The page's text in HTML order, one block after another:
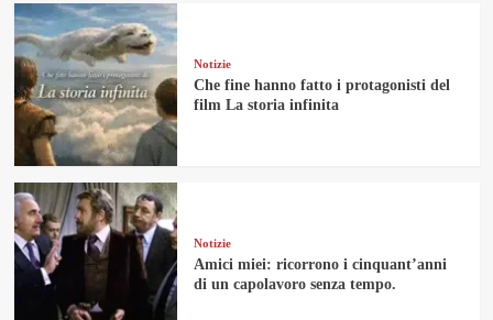
Notizie
Che fine hanno fatto i protagonisti del
film La storia infinita
Notizie
Amici miei: ricorrono i cinquant’anni
di un capolavoro senza tempo.